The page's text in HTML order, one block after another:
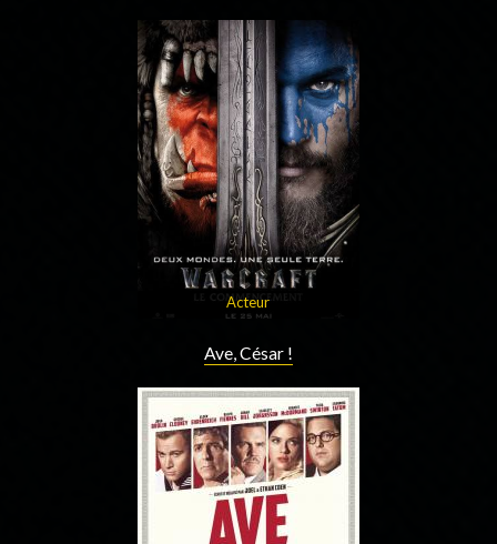
Acteur
Ave, César !